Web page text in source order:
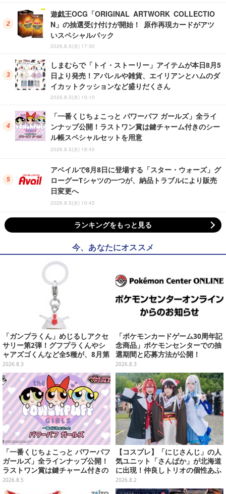
遊戯王OCG「ORIGINAL ARTWORK COLLECTIO
N」の抽選受け付けが開始！ 原作再現カードがアツ
いスペシャルパック
2026.8.5(水) 17:30
しまむらで「トイ・ストーリー」アイテムが本日8月5
日より発売！アパレルや雑貨、エイリアンとハムのダ
イカットクッションなど盛りだくさん
2026.8.5(水) 10:10
「一番くじちょこっと パワーパフ ガールズ」全ライ
ンナップ公開！ラストワン賞は鍵チャーム付きのシー
ル帳スペシャルセットを用意
2026.8.5(水) 18:45
アベイルで8月8日に登場する「スター・ウォーズ」グ
ローグーTシャツの一つが、納品トラブルにより販売
日変更へ
2026.8.5(水) 10:45
ランキングをもっと見る
今、あなたにオススメ
「ガンプラくん」めじるしアクセ
サリー第2弾！グフプラくんやシ
ャアズゴくんなど全5種が、8月第
5週よりガシャポン展開
2026.8.3
「ポケモンカードゲーム30周年記
念商品」ポケモンセンターでの抽
選期間と応募方法が公開！
2026.8.3
「一番くじちょこっと パワーパフ
ガールズ」全ラインナップ公開！
ラストワン賞は鍵チャーム付きの
シール帳スペシャルセットを用意
2026.8.5
【コスプレ】「にじさんじ」の人
気ユニット「さんばか」が北海道
に出現！仲良しトリオの個性あふ
れる可愛さが北の大地で花開く
【写真17枚】
2026.8.2